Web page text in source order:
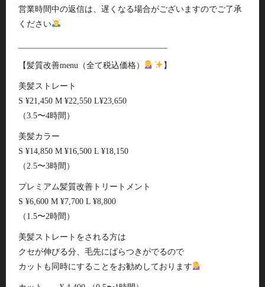
営業時間中の返信は、遅くなる場合がございますのでご了承
ください
【髪質改善menu（全て税込価格） 】
美髪ストレート
S ¥21,450 M ¥22,550 L¥23,650
（3.5〜4時間）
美髪カラー
S ¥14,850 M ¥16,500 L ¥18,150
（2.5〜3時間）
プレミアム髪質改善トリートメント
S ¥6,600 M ¥7,700 L ¥8,800
（1.5〜2時間）
美髪ストレートをされる方は
クセが伸びる分、毛先にばらつきがでるので
カットも同時にすることをお勧めしております